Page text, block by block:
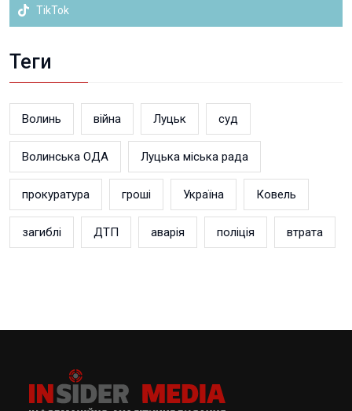
TikTok
Теги
Волинь війна Луцьк суд
Волинська ОДА Луцька міська рада
прокуратура гроші Україна Ковель
загиблі ДТП аварія поліція втрата